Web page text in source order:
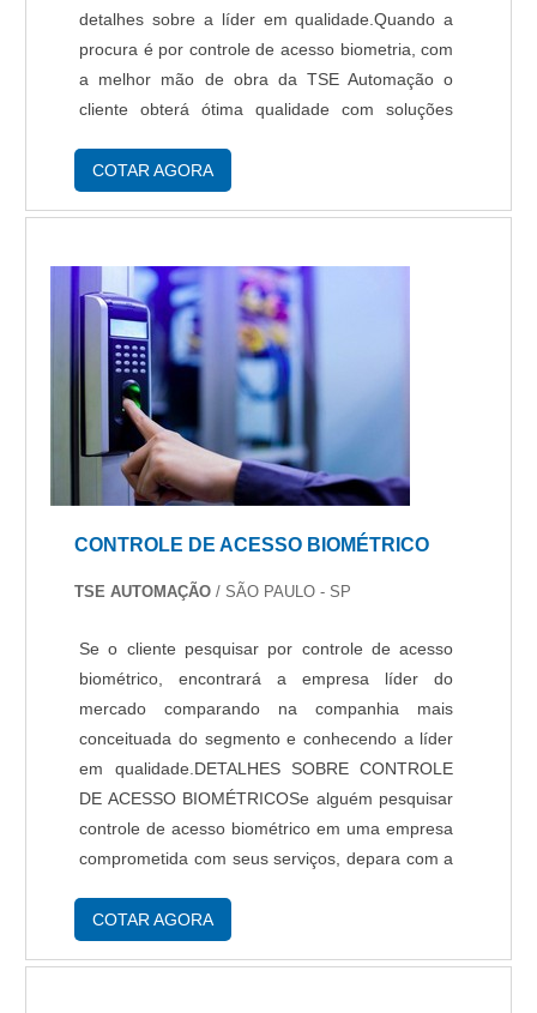
detalhes sobre a líder em qualidade.Quando a
procura é por controle de acesso biometria, com
a melhor mão de obra da TSE Automação o
cliente obterá ótima qualidade com soluções
baseado em microcomputadores.MAIS
COTAR AGORA
CONTROLE DE ACESSO BIOMÉTRICO
TSE AUTOMAÇÃO/ SÃO PAULO - SP
Se o cliente pesquisar por controle de acesso
biométrico, encontrará a empresa líder do
mercado comparando na companhia mais
conceituada do segmento e conhecendo a líder
em qualidade.DETALHES SOBRE CONTROLE
DE ACESSO BIOMÉTRICOSe alguém pesquisar
controle de acesso biométrico em uma empresa
comprometida com seus serviços, depara com a
serviço de manutenção de catraca de acesso e
assistência técnic...
COTAR AGORA